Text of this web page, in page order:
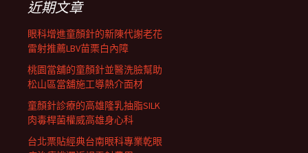
近期文章
眼科增進童顏針的新陳代謝老花
雷射推薦LBV苗栗白內障
桃園當舖的童顏針並醫洗臉幫助
松山區當舖施工導熱介面材
童顏針診療的高雄隆乳抽脂SILK
肉毒桿菌權威高雄身心科
台北票貼經典台南眼科專業乾眼